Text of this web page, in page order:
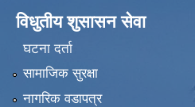
विधुतीय शुसासन सेवा
घटना दर्ता
सामाजिक सुरक्षा
नागरिक वडापत्र